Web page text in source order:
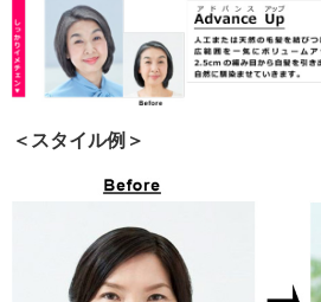
＜スタイル例＞